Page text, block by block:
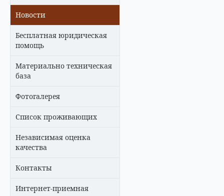
Новости
Бесплатная юридическая
помощь
Материально техническая
база
Фотогалерея
Список проживающих
Независимая оценка
качества
Контакты
Интернет-приемная